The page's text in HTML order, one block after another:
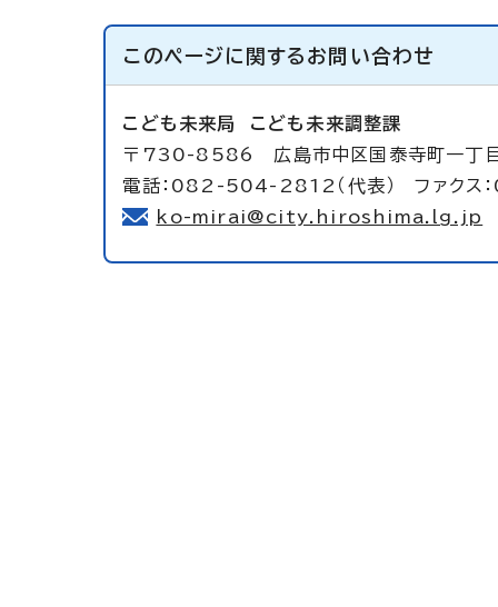
このページに関する お問い合わせ
こども未来局 こども未来調整課
〒730-8586 広島市中区国泰寺町一丁目
電話：082-504-2812（代表） ファク
ko-mirai@city.hiroshima.lg.jp